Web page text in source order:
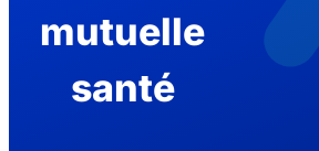
mutuelle
santé